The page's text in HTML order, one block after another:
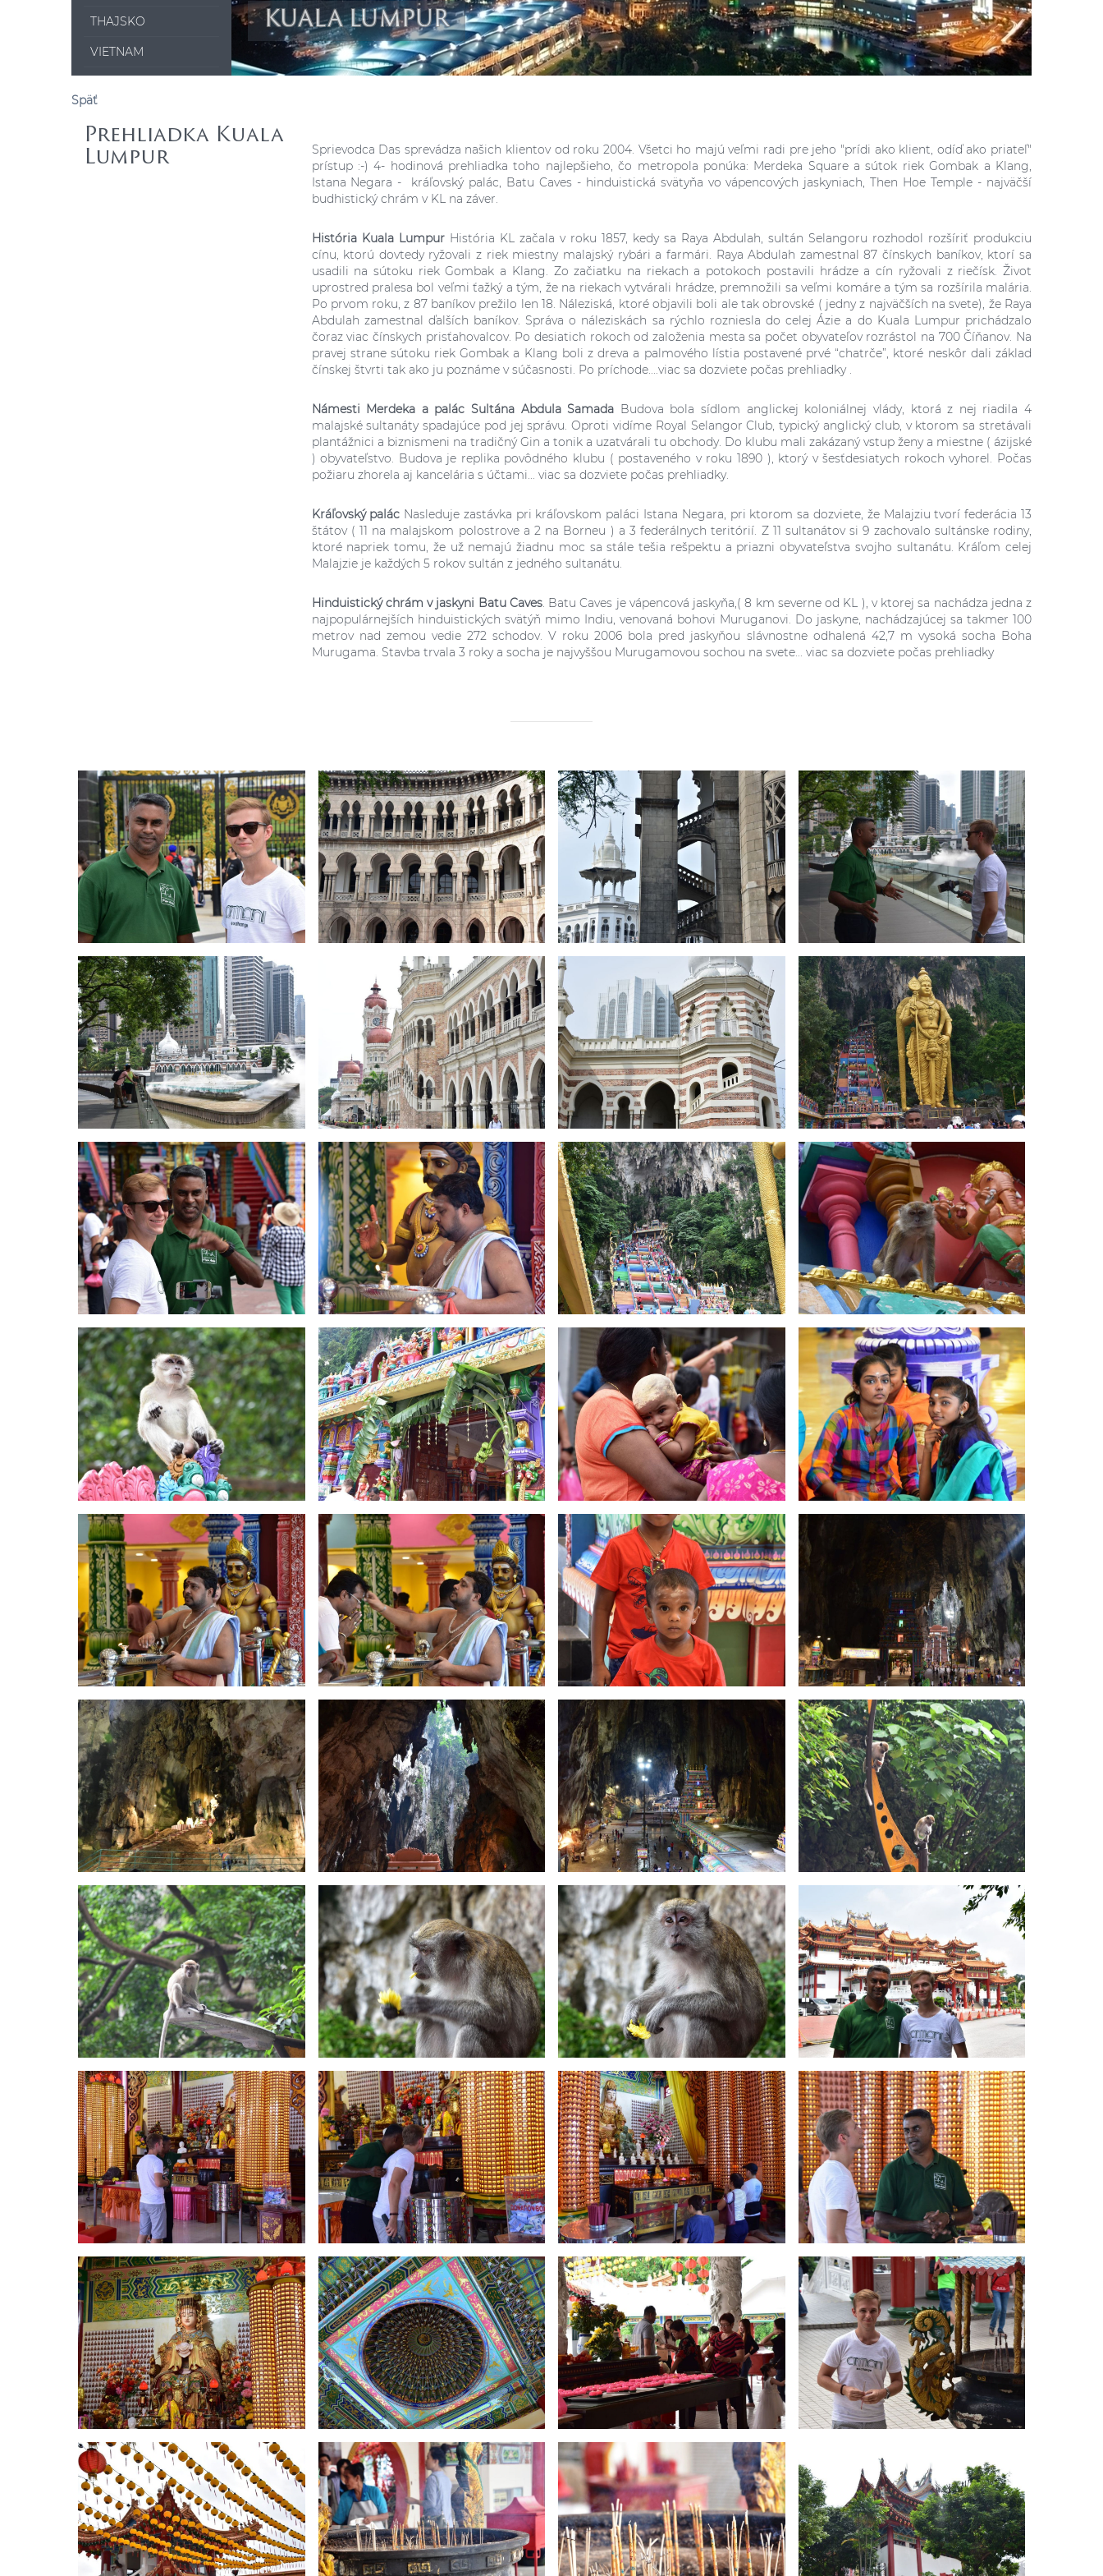
THAJSKO
VIETNAM
KUALA LUMPUR
Späť
Prehliadka Kuala
Lumpur
Sprievodca Das sprevádza našich klientov od roku 2004. Všetci ho majú veľmi radi pre jeho "prídi ako klient, odíď ako priateľ"
prístup :-) 4- hodinová prehliadka toho najlepšieho, čo metropola ponúka: Merdeka Square a sútok riek Gombak a Klang,
Istana Negara - kráľovský palác, Batu Caves - hinduistická svätyňa vo vápencových jaskyniach, Then Hoe Temple - najväčší
budhistický chrám v KL na záver.
História Kuala Lumpur História KL začala v roku 1857, kedy sa Raya Abdulah, sultán Selangoru rozhodol rozšíriť produkciu
cínu, ktorú dovtedy ryžovali z riek miestny malajský rybári a farmári. Raya Abdulah zamestnal 87 čínskych baníkov, ktorí sa
usadili na sútoku riek Gombak a Klang. Zo začiatku na riekach a potokoch postavili hrádze a cín ryžovali z riečísk. Život
uprostred pralesa bol veľmi ťažký a tým, že na riekach vytvárali hrádze, premnožili sa veľmi komáre a tým sa rozšírila malária.
Po prvom roku, z 87 baníkov prežilo len 18. Náleziská, ktoré objavili boli ale tak obrovské ( jedny z najväčších na svete), že Raya
Abdulah zamestnal ďalších baníkov. Správa o náleziskách sa rýchlo rozniesla do celej Ázie a do Kuala Lumpur prichádzalo
čoraz viac čínskych prisťahovalcov. Po desiatich rokoch od založenia mesta sa počet obyvateľov rozrástol na 700 Číňanov. Na
pravej strane sútoku riek Gombak a Klang boli z dreva a palmového lístia postavené prvé “chatrče”, ktoré neskôr dali základ
čínskej štvrti tak ako ju poznáme v súčasnosti. Po príchode....viac sa dozviete počas prehliadky .
Námesti Merdeka a palác Sultána Abdula Samada Budova bola sídlom anglickej koloniálnej vlády, ktorá z nej riadila 4
malajské sultanáty spadajúce pod jej správu. Oproti vidíme Royal Selangor Club, typický anglický club, v ktorom sa stretávali
plantážnici a biznismeni na tradičný Gin a tonik a uzatvárali tu obchody. Do klubu mali zakázaný vstup ženy a miestne ( ázijské
) obyvateľstvo. Budova je replika povôdného klubu ( postaveného v roku 1890 ), ktorý v šesťdesiatych rokoch vyhorel. Počas
požiaru zhorela aj kancelária s účtami... viac sa dozviete počas prehliadky.
Kráľovský palác Nasleduje zastávka pri kráľovskom paláci Istana Negara, pri ktorom sa dozviete, že Malajziu tvorí federácia 13
štátov ( 11 na malajskom polostrove a 2 na Borneu ) a 3 federálnych teritórií. Z 11 sultanátov si 9 zachovalo sultánske rodiny,
ktoré napriek tomu, že už nemajú žiadnu moc sa stále tešia rešpektu a priazni obyvateľstva svojho sultanátu. Kráľom celej
Malajzie je každých 5 rokov sultán z jedného sultanátu.
Hinduistický chrám v jaskyni Batu Caves. Batu Caves je vápencová jaskyňa,( 8 km severne od KL ), v ktorej sa nachádza jedna z
najpopulárnejších hinduistických svätýň mimo Indiu, venovaná bohovi Muruganovi. Do jaskyne, nachádzajúcej sa takmer 100
metrov nad zemou vedie 272 schodov. V roku 2006 bola pred jaskyňou slávnostne odhalená 42,7 m vysoká socha Boha
Murugama. Stavba trvala 3 roky a socha je najvyššou Murugamovou sochou na svete... viac sa dozviete počas prehliadky